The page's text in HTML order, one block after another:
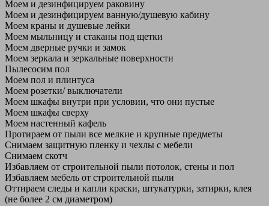
Моем и дезинфицируем раковину
Моем и дезинфицируем ванную/душевую кабину
Моем краны и душевые лейки
Моем мыльницу и стаканы под щетки
Моем дверные ручки и замок
Моем зеркала и зеркальные поверхности
Пылесосим пол
Моем пол и плинтуса
Моем розетки/ выключатели
Моем шкафы внутри при условии, что они пустые
Моем шкафы сверху
Моем настенный кафель
Протираем от пыли все мелкие и крупные предметы
Снимаем защитную пленку и чехлы с мебели
Снимаем скотч
Избавляем от строительной пыли потолок, стены и пол
Избавляем мебель от строительной пыли
Оттираем следы и капли краски, штукатурки, затирки, клея
(не более 2 см диаметром)